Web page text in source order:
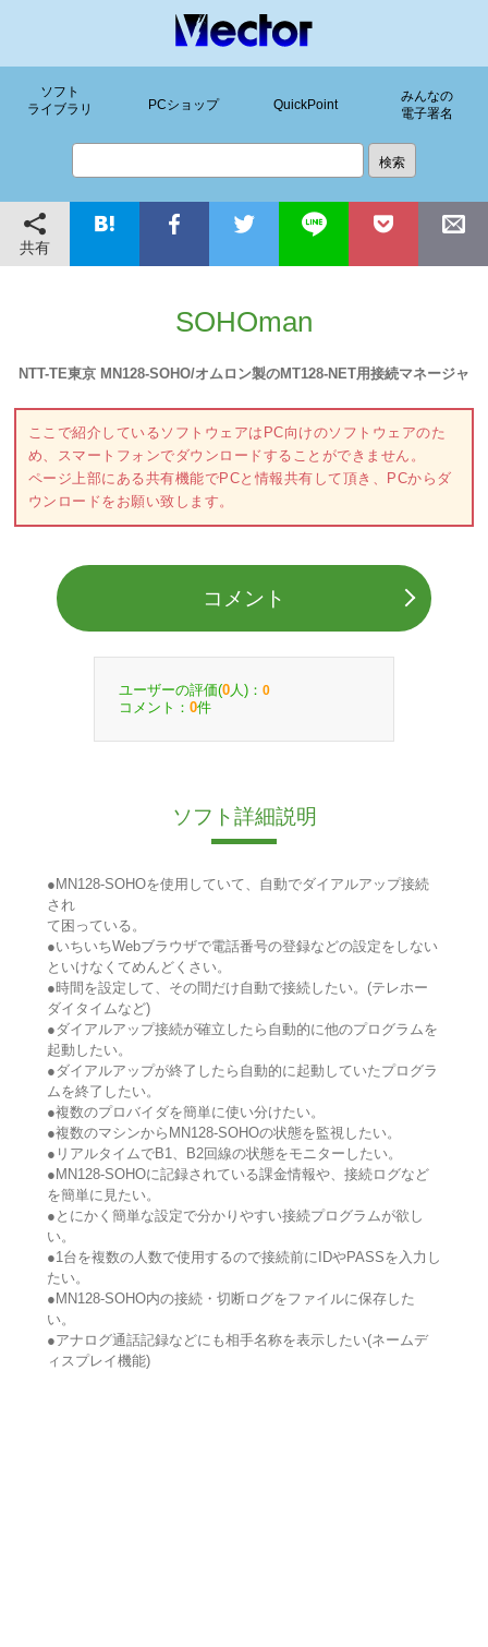
ソフト
ライブラリ
PCショップ QuickPoint
みんなの
電子署名
共有
SOHOman
NTT-TE東京 MN128-SOHO/オムロン製のMT128-NET用接続マネージャ
ここで紹介しているソフトウェアはPC向けのソフトウェアのた
め、スマートフォンでダウンロードすることができません。
ページ上部にある共有機能でPCと情報共有して頂き、PCからダ
ウンロードをお願い致します。
コメント
ユーザーの評価(0 人)： 0
コメント： 0件
ソフト詳細説明
●MN128-SOHOを使用していて、自動でダイアルアップ接続
され
て困っている。
●いちいちWebブラウザで電話番号の登録などの設定をしない
といけなくてめんどくさい。
●時間を設定して、その間だけ自動で接続したい。(テレホー
ダイタイムなど)
●ダイアルアップ接続が確立したら自動的に他のプログラムを
起動したい。
●ダイアルアップが終了したら自動的に起動していたプログラ
ムを終了したい。
●複数のプロバイダを簡単に使い分けたい。
●複数のマシンからMN128-SOHOの状態を監視したい。
●リアルタイムでB1、B2回線の状態をモニターしたい。
●MN128-SOHOに記録されている課金情報や、接続ログなど
を簡単に見たい。
●とにかく簡単な設定で分かりやすい接続プログラムが欲し
い。
●1台を複数の人数で使用するので接続前にIDやPASSを入力し
たい。
●MN128-SOHO内の接続・切断ログをファイルに保存した
い。
●アナログ通話記録などにも相手名称を表示したい(ネームデ
ィスプレイ機能)